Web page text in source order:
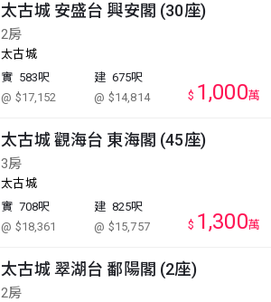
太古城 安盛台 興安閣 (30座)
2房
太古城
實 583呎
@ $17,152
建 675呎
@ $14,814
$ 1,000萬
太古城 觀海台 東海閣 (45座)
3房
太古城
實 708呎
@ $18,361
建 825呎
@ $15,757
$ 1,300萬
太古城 翠湖台 鄱陽閣 (2座)
2房